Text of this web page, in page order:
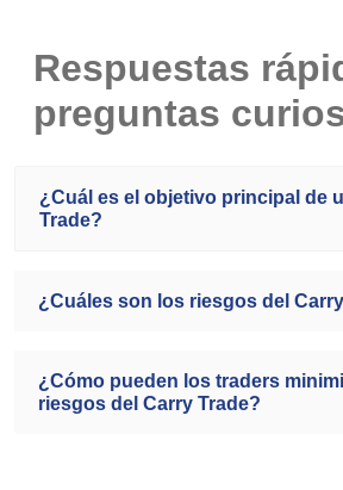
Respuestas
preguntas
¿Cuál es el objetivo principal de
Trade?
¿Cuáles son los riesgos del
¿Cómo pueden los traders
riesgos del Carry Trade?